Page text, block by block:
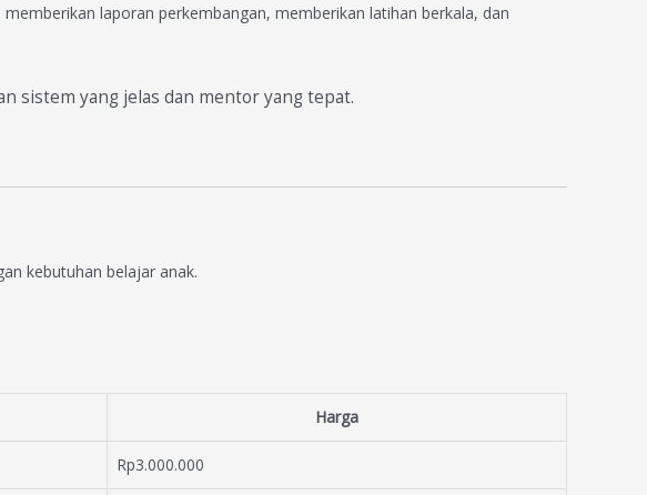
laporan perkembangan, memberikan latihan berkala, dan
sistem yang jelas dan mentor yang tepat.
kebutuhan belajar anak.
Harga
Rp3.000.000